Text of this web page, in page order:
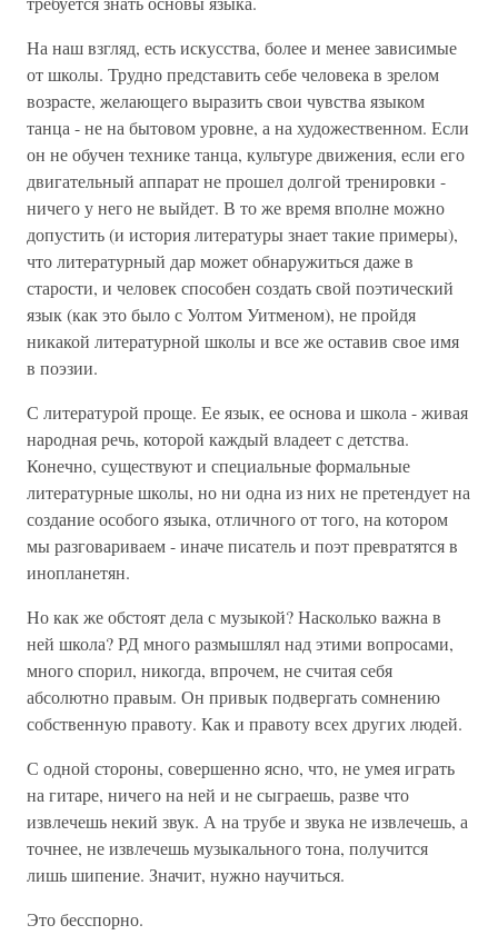
На наш взгляд, есть искусства, более и менее зависимые
от школы. Трудно представить себе человека в зрелом
возрасте, желающего выразить свои чувства языком
танца - не на бытовом уровне, а на художественном. Если
он не обучен технике танца, культуре движения, если его
двигательный аппарат не прошел долгой тренировки -
ничего у него не выйдет. В то же время вполне можно
допустить (и история литературы знает такие примеры),
что литературный дар может обнаружиться даже в
старости, и человек способен создать свой поэтический
язык (как это было с Уолтом Уитменом), не пройдя
никакой литературной школы и все же оставив свое имя
в поэзии.
С литературой проще. Ее язык, ее основа и школа - живая
народная речь, которой каждый владеет с детства.
Конечно, существуют и специальные формальные
литературные школы, но ни одна из них не претендует на
создание особого языка, отличного от того, на котором
мы разговариваем - иначе писатель и поэт превратятся в
инопланетян.
Но как же обстоят дела с музыкой? Насколько важна в
ней школа? РД много размышлял над этими вопросами,
много спорил, никогда, впрочем, не считая себя
абсолютно правым. Он привык подвергать сомнению
собственную правоту. Как и правоту всех других людей.
С одной стороны, совершенно ясно, что, не умея играть
на гитаре, ничего на ней и не сыграешь, разве что
извлечешь некий звук. А на трубе и звука не извлечешь, а
точнее, не извлечешь музыкального тона, получится
лишь шипение. Значит, нужно научиться.
Это бесспорно.